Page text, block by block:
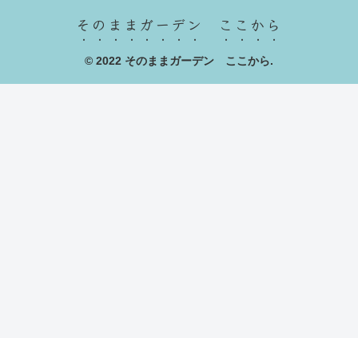
そのままガーデン ここから
© 2022 そのままガーデン ここから.